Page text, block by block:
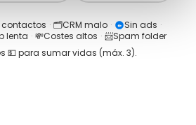
contactos · 🗂️CRM malo · Sin ads ·
lenta · 💸Costes altos · 📨Spam folder
💵 para sumar vidas (máx. 3).